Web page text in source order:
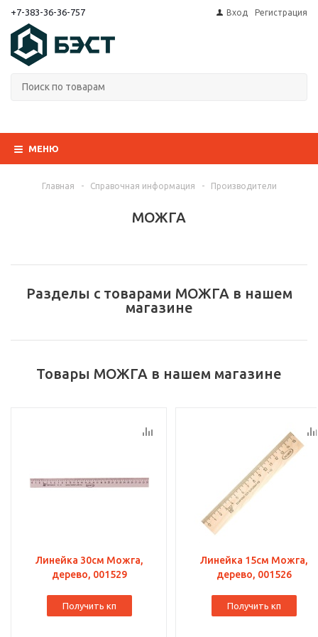
+7-383-36-36-757 Вход Регистрация
МЕНЮ
Главная - Справочная информация - Производители
МОЖГА
Разделы с товарами МОЖГА в нашем
магазине
Товары МОЖГА в нашем магазине
Линейка 30см Можга,
дерево, 001529
Получить кп
Линейка 15см Можга,
дерево, 001526
Получить кп